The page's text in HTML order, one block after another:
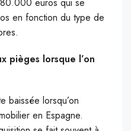
en fonction du type de
pièges lorsque l’on
baissée lorsqu’on
en Espagne.